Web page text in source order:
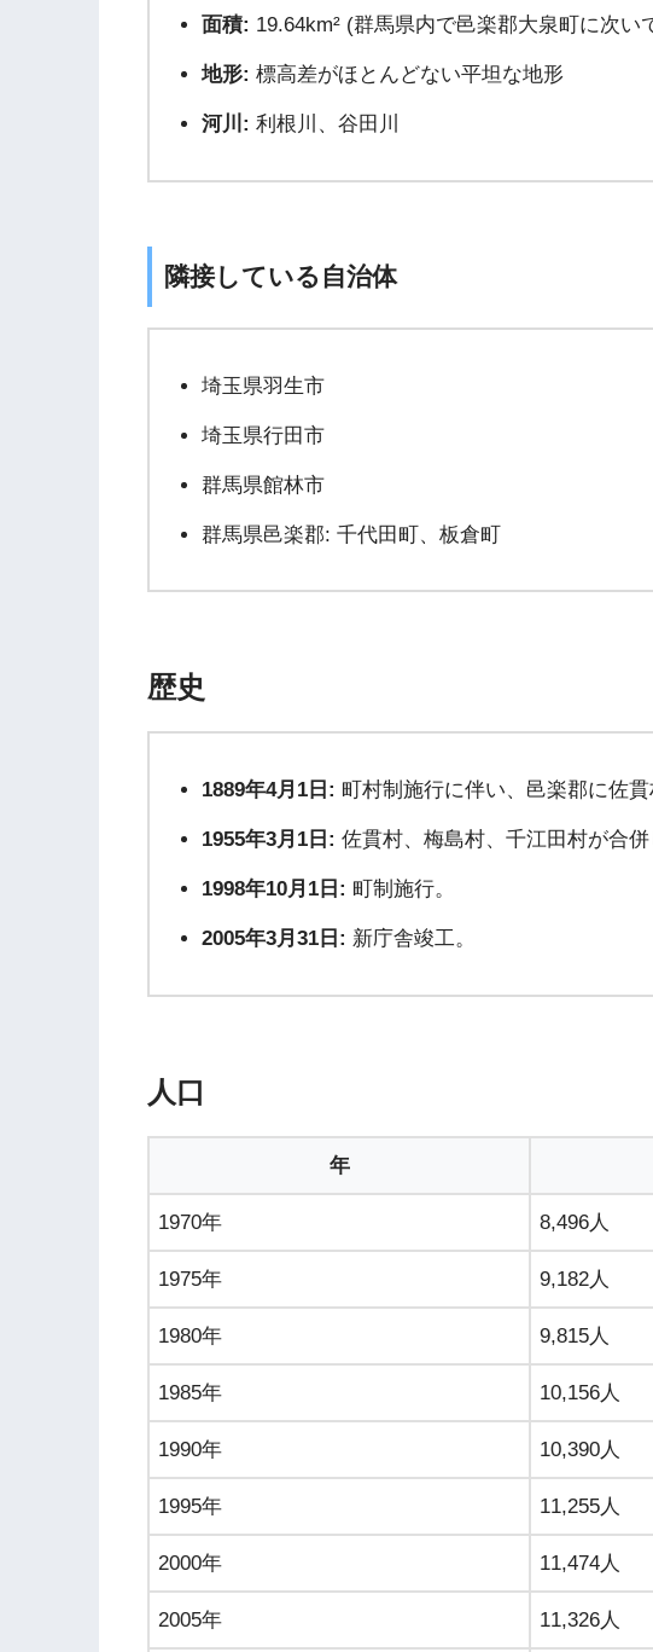
面積: 19.64km² (群馬県内で邑楽郡大泉町に次い
地形: 標高差がほとんどない平坦な地形
河川: 利根川、谷田川
隣接している自治体
埼玉県羽生市
埼玉県行田市
群馬県館林市
群馬県邑楽郡: 千代田町、板倉町
歴史
1889年4月1日: 町村制施行に伴い、邑楽郡に佐
1955年3月1日: 佐貫村、梅島村、千江田村が合併
1998年10月1日: 町制施行。
2005年3月31日: 新庁舎竣工。
人口
年
1970年 8,496人
1975年 9,182人
1980年 9,815人
1985年 10,156人
1990年 10,390人
1995年 11,255人
2000年 11,474人
2005年 11,326人